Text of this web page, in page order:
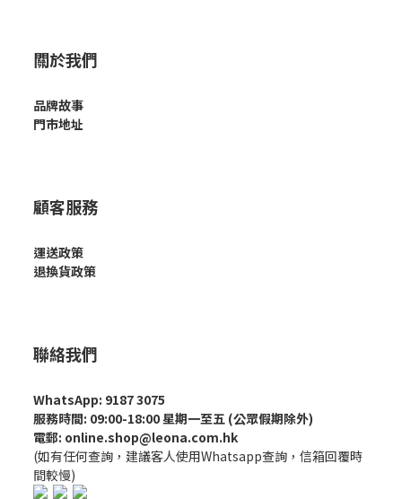
關於我們
品牌故事
門市地址
顧客服務
運送政策
退換貨政策
聯絡我們
WhatsApp: 9187 3075
服務時間: 09:00-18:00 星期一至五 (公眾假期除外)
電郵: online.shop@leona.com.hk
(如有任何查詢，建議客人使用Whatsapp查詢，信箱回覆時
間較慢)